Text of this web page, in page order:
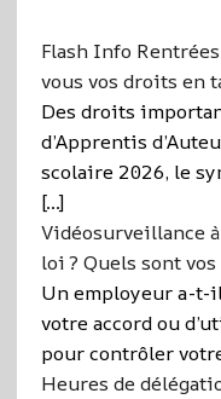
Flash Info
vous vos droits en
Des droits
d’Apprentis
scolaire 2026, le
[…]
Vidéosurveillance
loi ? Quels sont
Un employeur a-t-
votre accord ou
pour contrôler
Heures de